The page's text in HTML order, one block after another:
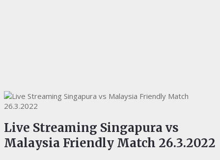
Live Streaming Singapura vs
Malaysia Friendly Match 26.3.2022